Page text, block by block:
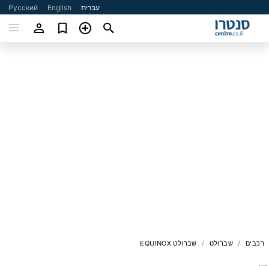
עברית English
Русский
רכבים שברולט שברולט EQUINOX